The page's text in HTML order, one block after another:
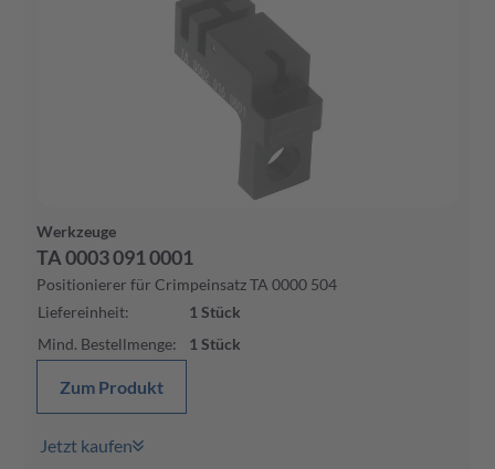
Werkzeuge
TA 0003 091 0001
Positionierer für Crimpeinsatz TA 0000 504
Liefereinheit: 1 Stück
Mind. Bestellmenge: 1 Stück
Zum Produkt
Jetzt kaufen